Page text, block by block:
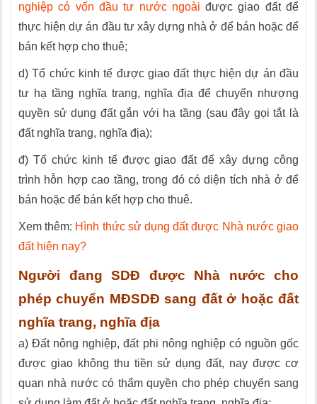
nghiệp có vốn đầu tư nước ngoài được giao đất để
thực hiện dự án đầu tư xây dựng nhà ở để bán hoặc để
bán kết hợp cho thuê;
d) Tổ chức kinh tế được giao đất thực hiện dự án đầu
tư hạ tầng nghĩa trang, nghĩa địa để chuyển nhượng
quyền sử dụng đất gắn với hạ tầng (sau đây gọi tắt là
đất nghĩa trang, nghĩa địa);
đ) Tổ chức kinh tế được giao đất để xây dựng công
trình hỗn hợp cao tầng, trong đó có diện tích nhà ở để
bán hoặc để bán kết hợp cho thuê.
Xem thêm: Hình thức sử dụng đất được Nhà nước giao
đất hiện nay?
Người đang SDĐ được Nhà nước cho
phép chuyển MĐSDĐ sang đất ở hoặc đất
nghĩa trang, nghĩa địa
a) Đất nông nghiệp, đất phi nông nghiệp có nguồn gốc
được giao không thu tiền sử dụng đất, nay được cơ
quan nhà nước có thẩm quyền cho phép chuyển sang